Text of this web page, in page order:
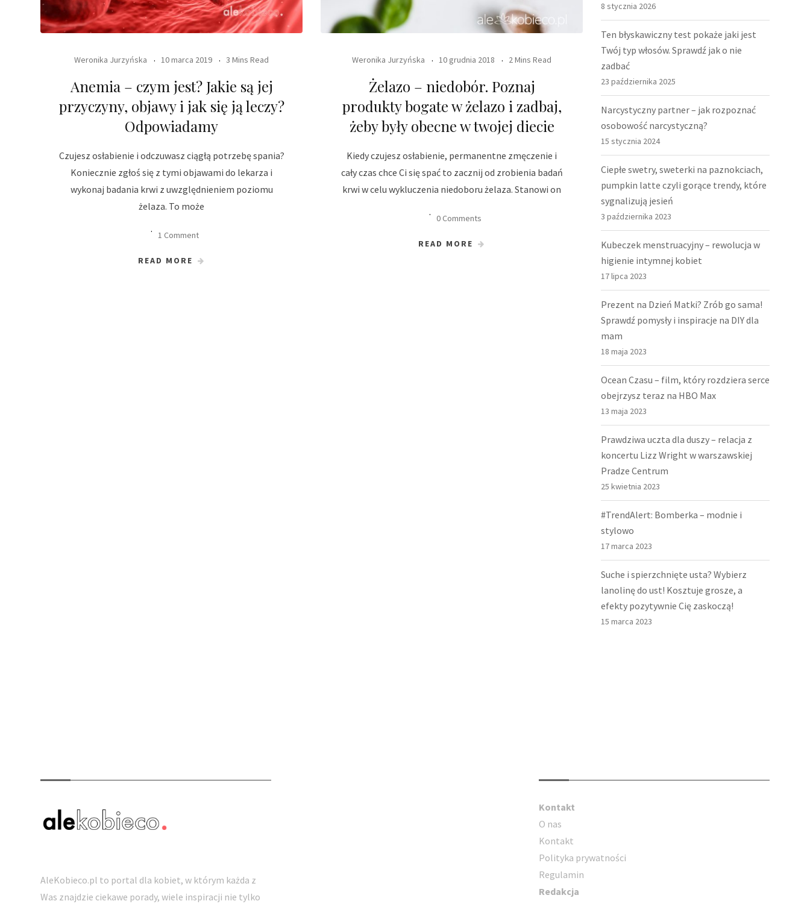
Weronika Jurzyńska 10 marca 2019 3 Mins Read
Anemia – czym jest? Jakie są jej
przyczyny, objawy i jak się ją leczy?
Odpowiadamy
Czujesz osłabienie i odczuwasz ciągłą potrzebę spania?
Koniecznie zgłoś się z tymi objawami do lekarza i
wykonaj badania krwi z uwzględnieniem poziomu
żelaza. To może
1 Comment
READ MORE
Weronika Jurzyńska 10 grudnia 2018 2 Mins Read
Żelazo – niedobór. Poznaj
produkty bogate w żelazo i zadbaj,
żeby były obecne w twojej diecie
Kiedy czujesz osłabienie, permanentne zmęczenie i
cały czas chce Ci się spać to zacznij od zrobienia badań
krwi w celu wykluczenia niedoboru żelaza. Stanowi on
0 Comments
READ MORE
8 stycznia 2026
Ten błyskawiczny test pokaże jaki jest
Twój typ włosów. Sprawdź jak o nie
zadbać
23 października 2025
Narcystyczny partner – jak rozpoznać
osobowość narcystyczną?
15 stycznia 2024
Ciepłe swetry, sweterki na paznokciach,
pumpkin latte czyli gorące trendy, które
sygnalizują jesień
3 października 2023
Kubeczek menstruacyjny – rewolucja w
higienie intymnej kobiet
17 lipca 2023
Prezent na Dzień Matki? Zrób go sama!
Sprawdź pomysły i inspiracje na DIY dla
mam
18 maja 2023
Ocean Czasu – film, który rozdziera serce
obejrzysz teraz na HBO Max
13 maja 2023
Prawdziwa uczta dla duszy – relacja z
koncertu Lizz Wright w warszawskiej
Pradze Centrum
25 kwietnia 2023
#TrendAlert: Bomberka – modnie i
stylowo
17 marca 2023
Suche i spierzchnięte usta? Wybierz
lanolinę do ust! Kosztuje grosze, a
efekty pozytywnie Cię zaskoczą!
15 marca 2023
AleKobieco.pl to portal dla kobiet, w którym każda z
Was znajdzie ciekawe porady, wiele inspiracji nie tylko
Kontakt
O nas
Kontakt
Polityka prywatności
Regulamin
Redakcja